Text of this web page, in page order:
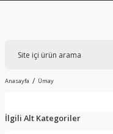
Anasayfa Ümay
İlgili Alt Kategoriler